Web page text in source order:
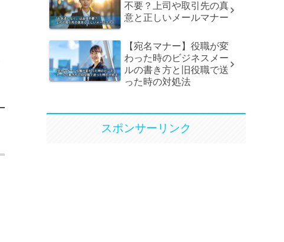
不要？上司や取引先の真
意と正しいメールマナー
【宛名マナー】役職が変
わった時のビジネスメー
ルの書き方と旧役職で送
った時の対処法
スポンサーリンク